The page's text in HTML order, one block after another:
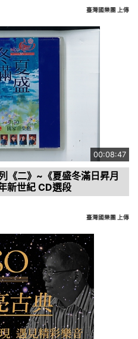
臺灣國樂團 上傳
00:08:47
《二》~《夏盛冬滿日昇月
新世紀 CD選段
臺灣國樂團 上傳